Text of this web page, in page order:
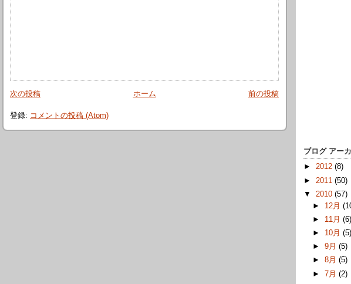
次の投稿 前の投稿
ホーム
登録: コメントの投稿 (Atom)
ブログ アー
► 2012 (8)
► 2011 (50)
▼ 2010 (57)
► 12月
► 11月
► 10月
►9月(5)
►8月(5)
►7月(2)